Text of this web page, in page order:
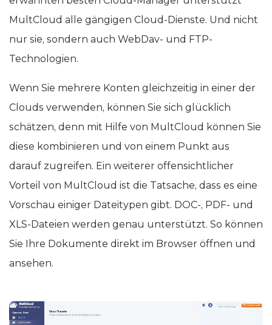
MultCloud alle gängigen Cloud-Dienste. Und nicht
nur sie, sondern auch WebDav- und FTP-
Technologien.
Wenn Sie mehrere Konten gleichzeitig in einer der
Clouds verwenden, können Sie sich glücklich
schätzen, denn mit Hilfe von MultCloud können Sie
diese kombinieren und von einem Punkt aus
darauf zugreifen. Ein weiterer offensichtlicher
Vorteil von MultCloud ist die Tatsache, dass es eine
Vorschau einiger Dateitypen gibt. DOC-, PDF- und
XLS-Dateien werden genau unterstützt. So können
Sie Ihre Dokumente direkt im Browser öffnen und
ansehen.